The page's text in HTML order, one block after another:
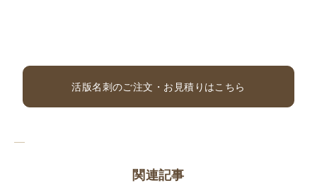
活版名刺のご注文・お見積りはこちら
関連記事